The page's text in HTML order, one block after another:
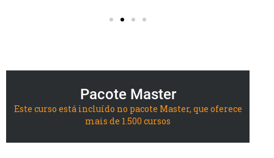
Pacote Master
Este curso está incluído no pacote Master, que oferece
mais de 1.500 cursos